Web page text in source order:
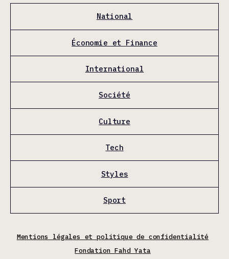
National
Économie et Finance
International
Société
Culture
Tech
Styles
Sport
Mentions légales et politique de confidentialité
Fondation Fahd Yata